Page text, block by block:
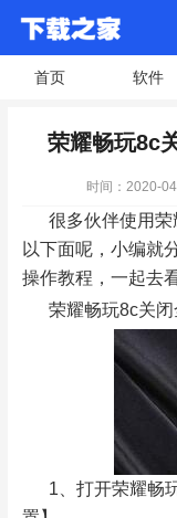
首页 软件
荣耀畅玩8c
时间：2020-
很多伙伴使用荣
以下面呢，小编就
操作教程，一起去
荣耀畅玩8c关闭
1、打开荣耀畅玩